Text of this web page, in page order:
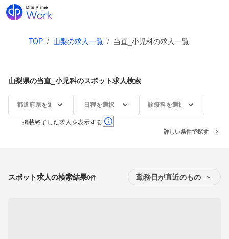
TOP / 山梨の求人一覧 / 当直_小児科の求人一覧
山梨県の当直_小児科のスポット求人検索
都道府県を選択 日程を選択 診療科を選択
掲載終了した求人を表示する
詳しい条件で探す
スポット求人の検索結果0件 勤務日が直近のもの